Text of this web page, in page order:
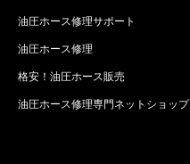
油圧ホース修理サポート
油圧ホース修理
格安！油圧ホース販売
油圧ホース修理専門ネットショップ